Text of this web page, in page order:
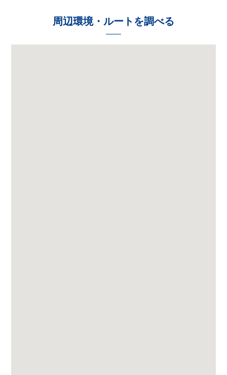
周辺環境・ルートを調べる